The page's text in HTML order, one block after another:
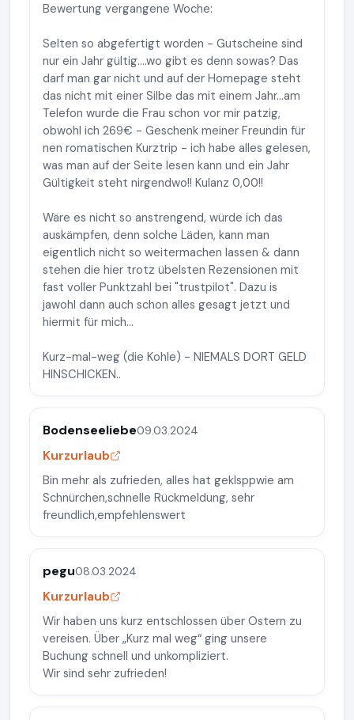
Bewertung vergangene Woche:
Selten so abgefertigt worden - Gutscheine sind
nur ein Jahr gültig....wo gibt es denn sowas? Das
darf man gar nicht und auf der Homepage steht
das nicht mit einer Silbe das mit einem Jahr...am
Telefon wurde die Frau schon vor mir patzig,
obwohl ich 269€ - Geschenk meiner Freundin für
nen romatischen Kurztrip - ich habe alles gelesen,
was man auf der Seite lesen kann und ein Jahr
Gültigkeit steht nirgendwo!! Kulanz 0,00!!
Wäre es nicht so anstrengend, würde ich das
auskämpfen, denn solche Läden, kann man
eigentlich nicht so weitermachen lassen & dann
stehen die hier trotz übelsten Rezensionen mit
fast voller Punktzahl bei "trustpilot". Dazu is
jawohl dann auch schon alles gesagt jetzt und
hiermit für mich...
Kurz-mal-weg (die Kohle) - NIEMALS DORT GELD
HINSCHICKEN..
Bodenseeliebe09.03.2024
Kurzurlaub
Bin mehr als zufrieden, alles hat geklsppwie am
Schnürchen,schnelle Rückmeldung, sehr
freundlich,empfehlenswert
pegu08.03.2024
Kurzurlaub
Wir haben uns kurz entschlossen über Ostern zu
vereisen. Über „Kurz mal weg“ ging unsere
Buchung schnell und unkompliziert.
Wir sind sehr zufrieden!